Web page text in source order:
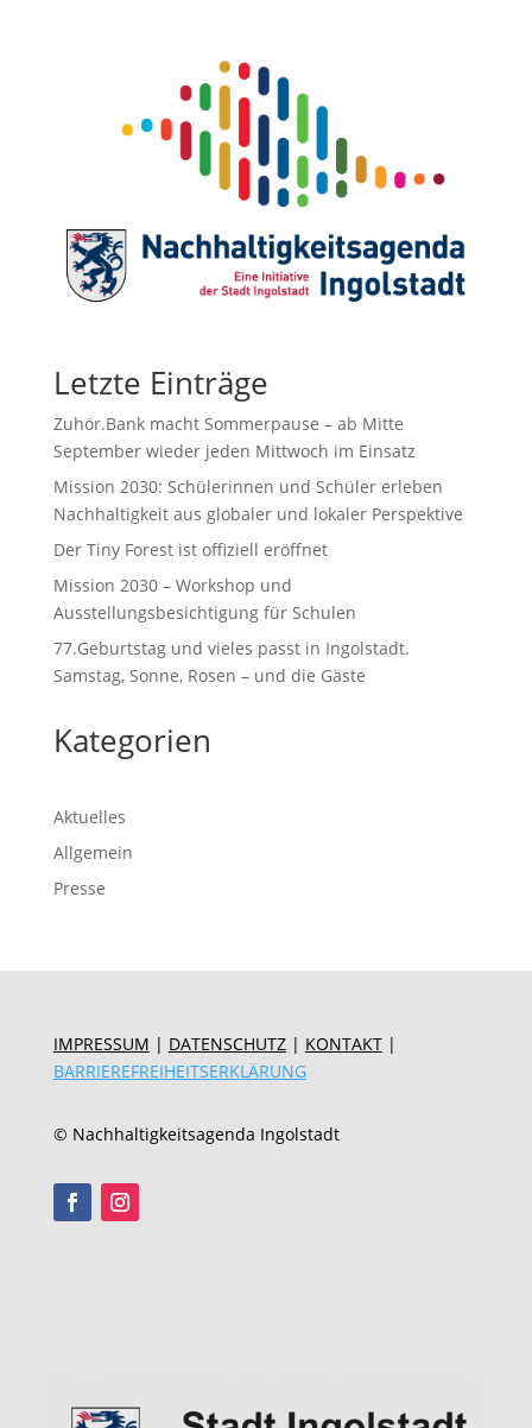
Letzte Einträge
Zuhör.Bank macht Sommerpause – ab Mitte
September wieder jeden Mittwoch im Einsatz
Mission 2030: Schülerinnen und Schüler erleben
Nachhaltigkeit aus globaler und lokaler Perspektive
Der Tiny Forest ist offiziell eröffnet
Mission 2030 – Workshop und
Ausstellungsbesichtigung für Schulen
77.Geburtstag und vieles passt in Ingolstadt.
Samstag, Sonne, Rosen – und die Gäste
Kategorien
Aktuelles
Allgemein
Presse
IMPRESSUM | DATENSCHUTZ| KONTAKT |
BARRIEREFREIHEITSERKLÄRUNG
© Nachhaltigkeitsagenda Ingolstadt